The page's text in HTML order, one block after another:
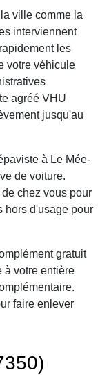
ville comme la
interviennent
les
votre véhicule
agréé VHU
jusqu'au
à Le Mée-
de voiture.
chez vous pour
hors d'usage pour
gratuit
à votre entière
faire enlever